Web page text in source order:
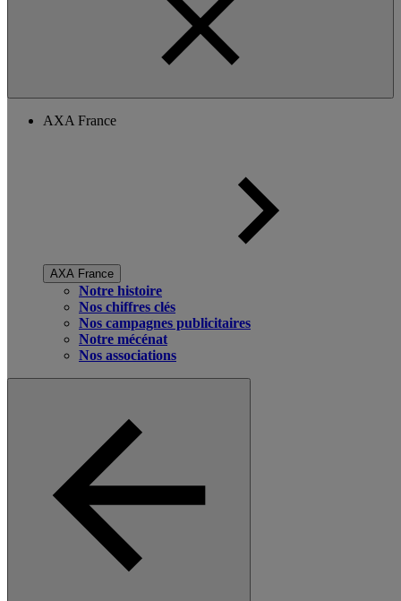
AXA France
AXA France
Notre histoire
Nos chiffres clés
Nos campagnes publicitaires
Notre mécénat
Nos associations